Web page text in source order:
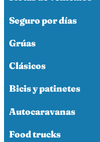
Seguro por días
Grúas
Clásicos
Bicis y patinetes
Autocaravanas
Food trucks